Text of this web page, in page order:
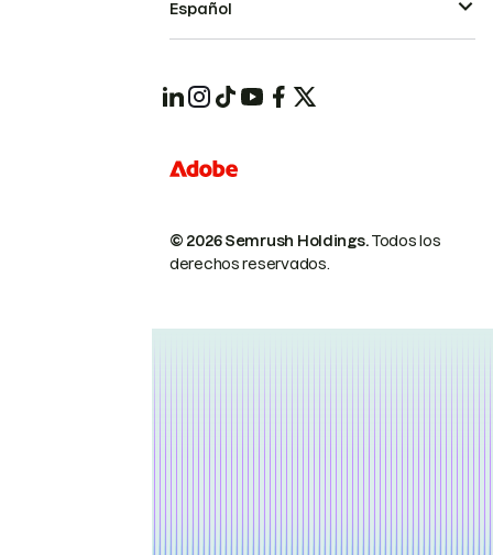
© 2026 Semrush Holdings.Todos los
derechos reservados.
Español